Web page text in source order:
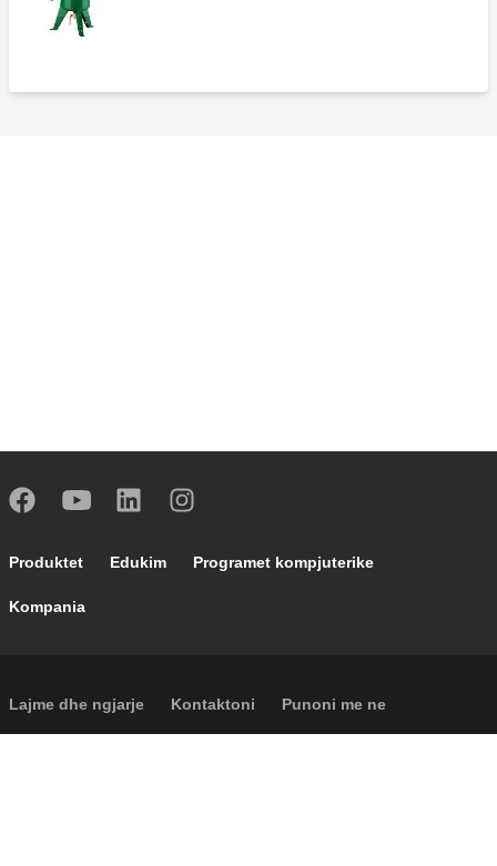
Footer main navigation
Produktet Edukim Programet kompjuterike
Kompania
Footer secondary navigation
Lajme dhe ngjarje Kontaktoni Punoni me ne